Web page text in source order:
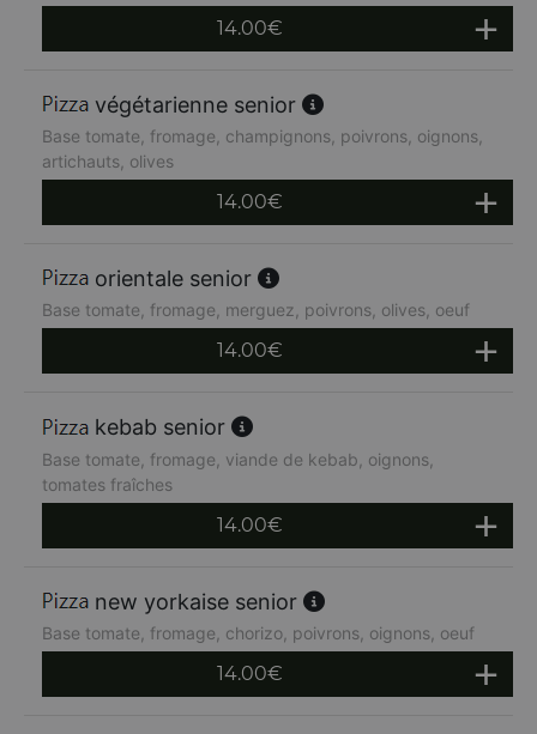
14.00€
végétarienne senior
Base tomate, fromage, champignons, poivrons, oignons,
artichauts, olives
14.00€
orientale senior
Base tomate, fromage, merguez, poivrons, olives, oeuf
14.00€
kebab senior
Base tomate, fromage, viande de kebab, oignons,
tomates fraîches
14.00€
new yorkaise senior
Base tomate, fromage, chorizo, poivrons, oignons, oeuf
14.00€